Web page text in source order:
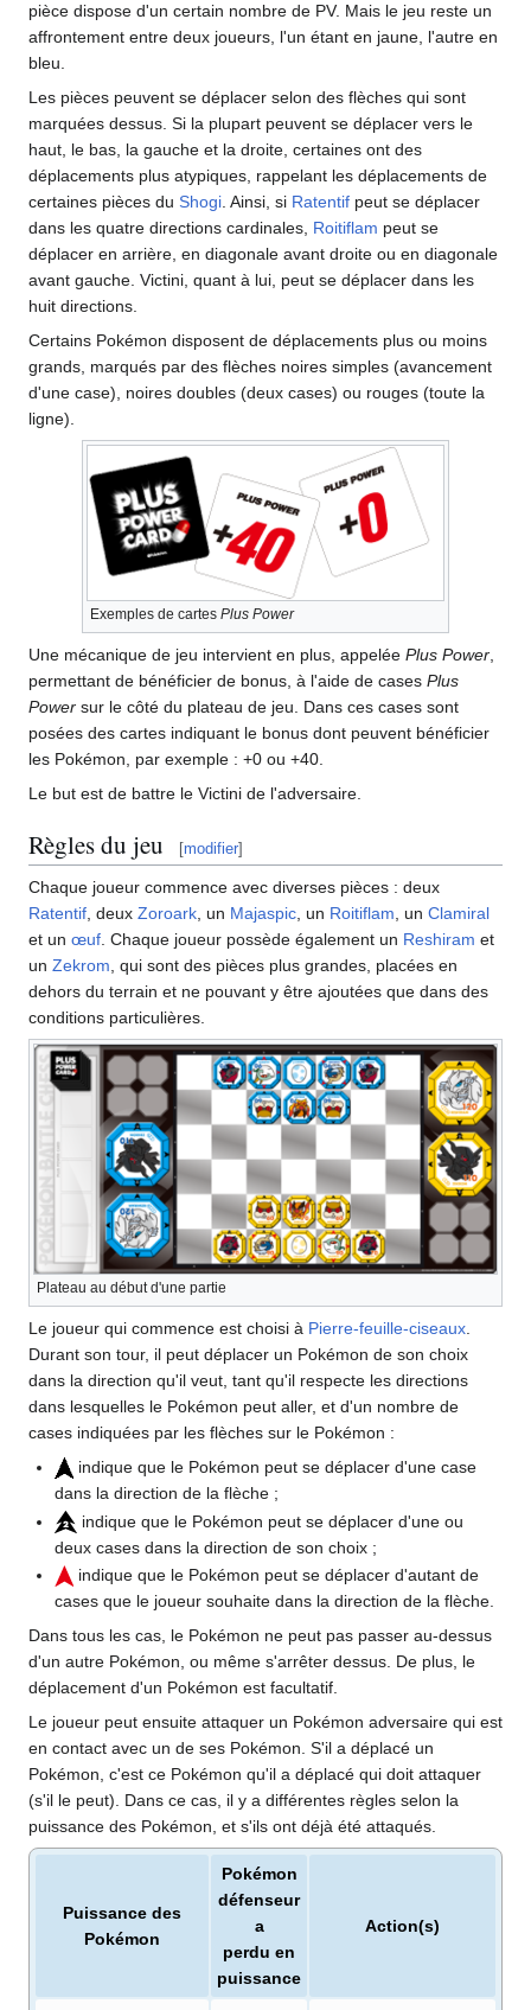
pièce dispose d'un certain nombre de PV. Mais le jeu reste un
affrontement entre deux joueurs, l'un étant en jaune, l'autre en
bleu.
Les pièces peuvent se déplacer selon des flèches qui sont
marquées dessus. Si la plupart peuvent se déplacer vers le
haut, le bas, la gauche et la droite, certaines ont des
déplacements plus atypiques, rappelant les déplacements de
certaines pièces du Shogi . Ainsi, si Ratentif peut se déplacer
dans les quatre directions cardinales, Roitiflam peut se
déplacer en arrière, en diagonale avant droite ou en diagonale
avant gauche. Victini, quant à lui, peut se déplacer dans les
huit directions.
Certains Pokémon disposent de déplacements plus ou moins
grands, marqués par des flèches noires simples (avancement
d'une case), noires doubles (deux cases) ou rouges (toute la
ligne).
Exemples de cartes Plus Power
Une mécanique de jeu intervient en plus, appelée Plus Power
permettant de bénéficier de bonus, à l'aide de cases Plus
Power sur le côté du plateau de jeu. Dans ces cases sont
posées des cartes indiquant le bonus dont peuvent bénéficier
les Pokémon, par exemple : +0 ou +40.
Le but est de battre le Victini de l'adversaire.
Règles du jeu [modifier]
Chaque joueur commence avec diverses pièces : deux
Ratentif , deux Zoroark , un Majaspic , un Roitiflam , un Clamiral
et un œuf . Chaque joueur possède également un Reshiram et
un Zekrom , qui sont des pièces plus grandes, placées en
dehors du terrain et ne pouvant y être ajoutées que dans des
conditions particulières.
Plateau au début d'une partie
Le joueur qui commence est choisi à Pierre-feuille-ciseaux
Durant son tour, il peut déplacer un Pokémon de son choix
dans la direction qu'il veut, tant qu'il respecte les directions
dans lesquelles le Pokémon peut aller, et d'un nombre de
cases indiquées par les flèches sur le Pokémon :
indique que le Pokémon peut se déplacer d'une case
dans la direction de la flèche ;
indique que le Pokémon peut se déplacer d'une ou
deux cases dans la direction de son choix ;
indique que le Pokémon peut se déplacer d'autant de
cases que le joueur souhaite dans la direction de la flèche.
Dans tous les cas, le Pokémon ne peut pas passer au-dessus
d'un autre Pokémon, ou même s'arrêter dessus. De plus, le
déplacement d'un Pokémon est facultatif.
Le joueur peut ensuite attaquer un Pokémon adversaire qui est
en contact avec un de ses Pokémon. S'il a déplacé un
Pokémon, c'est ce Pokémon qu'il a déplacé qui doit attaquer
(s'il le peut). Dans ce cas, il y a différentes règles selon la
puissance des Pokémon, et s'ils ont déjà été attaqués.
Puissance des
Pokémon
Pokémon
défenseur
a
perdu en
puissance
Action(s)